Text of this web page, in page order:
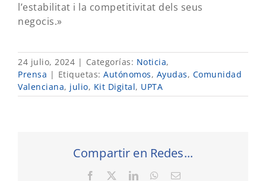
l’estabilitat i la competitivitat dels seus
negocis.»
24 julio, 2024 | Categorías: Noticia,
Prensa | Etiquetas: Autónomos, Ayudas, Comunidad
Valenciana, julio, Kit Digital, UPTA
Compartir en Redes...
Facebook LinkedInWhatsApp
Correo